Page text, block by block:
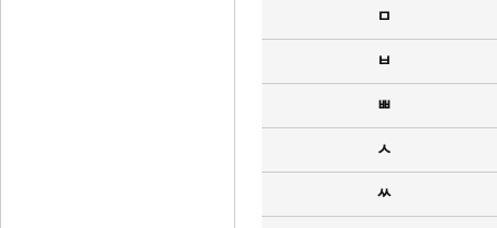
ㅁ
ㅂ
ㅃ
ㅅ
ㅆ